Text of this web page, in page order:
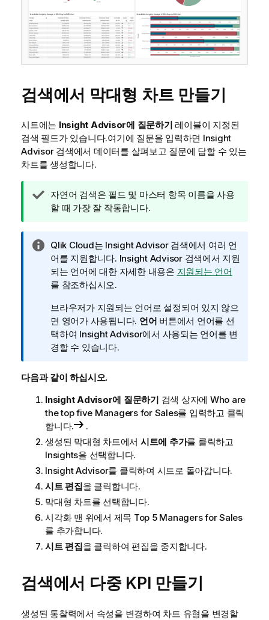
검색에서 막대형 차트 만들기
시트에는 Insight Advisor에 질문하기 레이블이 지정된
검색 필드가 있습니다.여기에 질문을 입력하면 Insight
Advisor검색에서 데이터를 살펴보고 질문에 답할 수 있는
차트를 생성합니다.
팁
메
자연어 검색은 필드 및 마스터 항목 이름을 사용
할 때 가장 잘 작동합니다.
정
보
메
모
Qlik Cloud는 Insight Advisor 검색에서 여러 언
어를 지원합니다. Insight Advisor 검색에서 지원
되는 언어에 대한 자세한 내용은 지원되는 언어
를 참조하십시오.
브라우저가 지원되는 언어로 설정되어 있지 않으
면 영어가 사용됩니다. 언어 버튼에서 언어를 선
택하여 Insight Advisor에서 사용되는 언어를 변
경할 수 있습니다.
다음과 같이 하십시오.
Insight Advisor에 질문하기 검색 상자에 Who are
the top five Managersfor Sales를 입력하고 클릭
합니다.
.
생성된 막대형 차트에서 시트에 추가를 클릭하고
Insights을 선택합니다.
Insight Advisor를 클릭하여 시트로 돌아갑니다.
시트 편집을 클릭합니다.
막대형 차트를 선택합니다.
시각화 맨 위에서 제목 Top 5 Managers for Sales
를 추가합니다.
시트 편집을 클릭하여 편집을 중지합니다.
검색에서 다중 KPI 만들기
생성된 통찰력에서 속성을 변경하여 차트 유형을 변경할